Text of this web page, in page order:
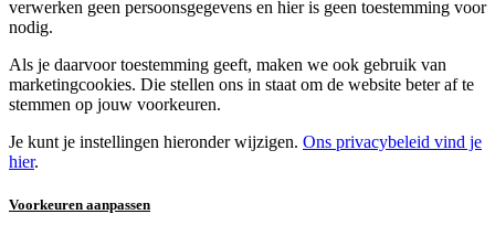
verwerken geen persoonsgegevens en hier is geen toestemming voor
nodig.
Als je daarvoor toestemming geeft, maken we ook gebruik van
marketingcookies. Die stellen ons in staat om de website beter af te
stemmen op jouw voorkeuren.
Je kunt je instellingen hieronder wijzigen. Ons privacybeleid vind je
hier.
Voorkeuren aanpassen